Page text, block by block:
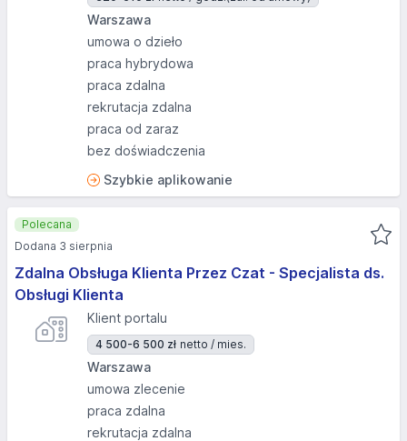
Warszawa
umowa o dzieło
praca hybrydowa
praca zdalna
rekrutacja zdalna
praca od zaraz
bez doświadczenia
Szybkie aplikowanie
Zdalna Obsługa Klienta Przez Czat - Specjalista ds.
Obsługi Klienta
Klient portalu
4 500-6 500 zł netto / mies.
Warszawa
umowa zlecenie
praca zdalna
rekrutacja zdalna
Polecana
Dodana 3 sierpnia